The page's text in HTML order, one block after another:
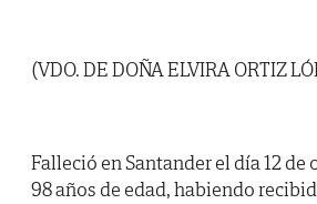
(VDO. DE DOÑA ELVIRA ORTIZ
Falleció en Santander el día 12 de
98 años de edad, habiendo